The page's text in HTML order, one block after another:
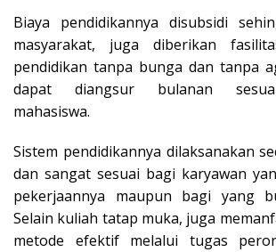
Biaya pendidikannya disubsidi
masyarakat, juga diberikan
pendidikan tanpa bunga dan tanpa
dapat diangsur bulanan
mahasiswa.
Sistem pendidikannya dilaksanakan
dan sangat sesuai bagi karyawan
pekerjaannya maupun bagi yang
Selain kuliah tatap muka, juga
metode efektif melalui tugas